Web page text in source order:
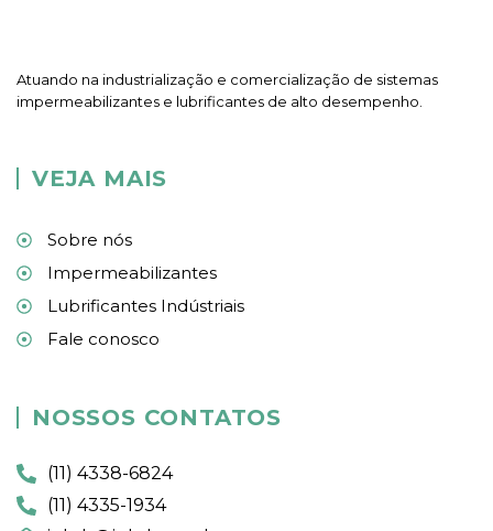
Atuando na industrialização e comercialização de sistemas
impermeabilizantes e lubrificantes de alto desempenho.
VEJA MAIS
Sobre nós
Impermeabilizantes
Lubrificantes Indústriais
Fale conosco
NOSSOS CONTATOS
(11) 4338-6824
(11) 4335-1934